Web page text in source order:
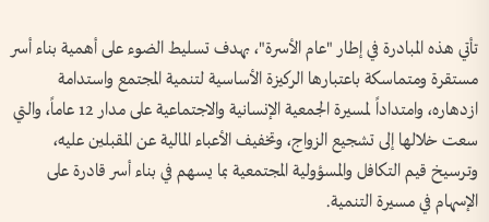
تأتي هذه المبادرة في إطار "عام الأسرة"، بهدف تسليط الضوء على أهمية بناء أسر
مستقرة ومتماسكة باعتبارها الركيزة الأساسية لتنمية المجتمع واستدامة
ازدهاره، وامتداداً لمسيرة الجمعية الإنسانية والاجتماعية على مدار 12 عاماً، والتي
سعت خلالها إلى تشجيع الزواج، وتخفيف الأعباء المالية عن المقبلين عليه،
وترسيخ قيم التكافل والمسؤولية المجتمعية بما يسهم في بناء أسر قادرة على
الإسهام في مسيرة التنمية.